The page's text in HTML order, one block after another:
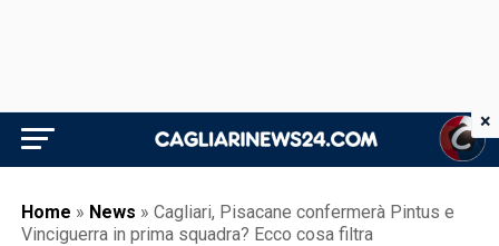
Home » News » Cagliari, Pisacane confermerà Pintus e
Vinciguerra in prima squadra? Ecco cosa filtra
×